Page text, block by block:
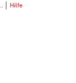
Hilfe